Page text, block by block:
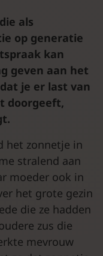
als
op generatie
kan
geven aan het
je er last van
doorgeeft,
het zonnetje in
stralend aan
moeder ook in
het grote gezin
die ze hadden
zus die
mevrouw